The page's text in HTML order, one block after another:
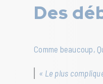
Des
Comme beaucoup,
« Le plus